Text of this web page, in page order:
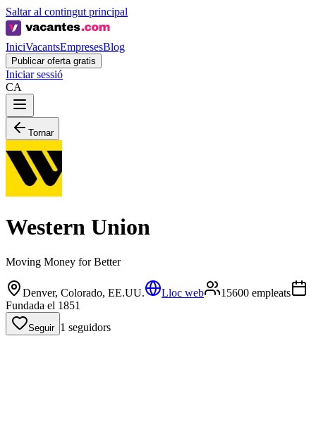
Saltar al contingut principal
IniciVacantsEmpresesBlog
Publicar oferta gratis
Iniciar sessió
CA
Tornar
Western Union
Moving Money for Better
Denver, Colorado, EE.UU. Lloc web
15600 empleats
Fundada el 1851
Seguir 1 seguidors